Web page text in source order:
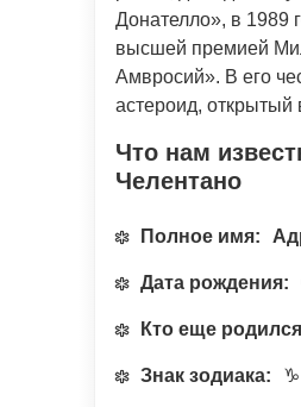
Донателло», в 1989
высшей премией
Амвросий». В его
астероид, открытый
Что нам
Челентано
Полное имя:
Дата рождения:
Кто еще
Знак зодиака: ♑